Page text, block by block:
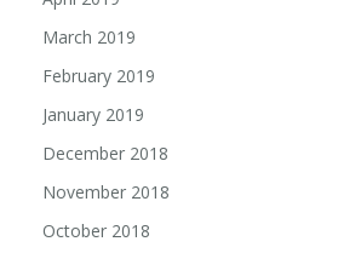
March 2019
February 2019
January 2019
December 2018
November 2018
October 2018